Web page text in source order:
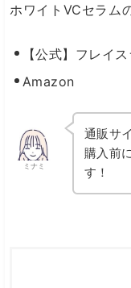
ホワイトVCセラム
【公式】フレイ
Amazon
ミナミ
通販サ
購入前
す！